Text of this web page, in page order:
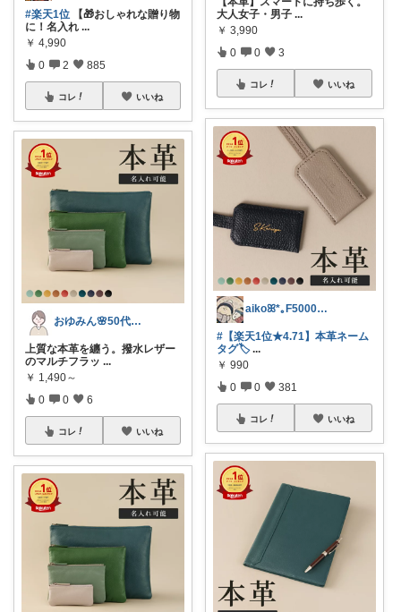
#楽天1位 【🎁おしゃれな贈り物
に！名入れ ...
￥ 4,990
0 2 885
コレ いいね
おゆみん🌸50代からの快適暮らし
上質な本革を纏う。撥水レザー
のマルチフラッ ...
￥ 1,490～
0 0 6
コレ いいね
大人女子・男子 ...
￥ 3,990
0 0 3
コレ いいね
aikoꕤ*｡F5000感謝
#【楽天1位★4.71】本革ネーム
タグ🏷️ ...
￥ 990
0 0 381
コレ いいね